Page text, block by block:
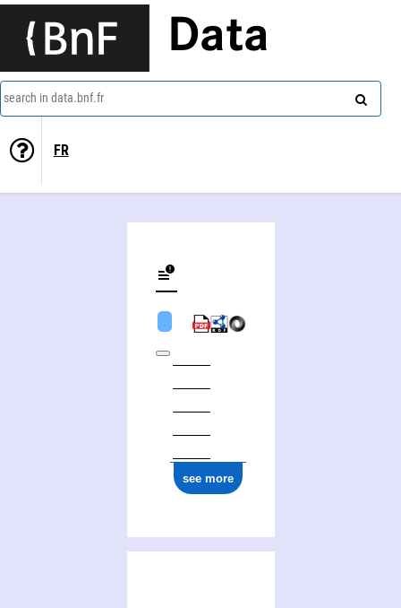
Data
search in data.bnf.fr
FR
see more